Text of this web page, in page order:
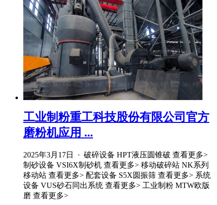
工业制粉重工科技股份有限公司官方
磨粉机应用 ...
2025年3月17日 · 破碎设备 HPT液压圆锥破 查看更多>
制砂设备 VSI6X制砂机 查看更多> 移动破碎站 NK系列
移动站 查看更多> 配套设备 S5X圆振筛 查看更多> 系统
设备 VUS砂石同出系统 查看更多> 工业制粉 MTW欧版
磨 查看更多>